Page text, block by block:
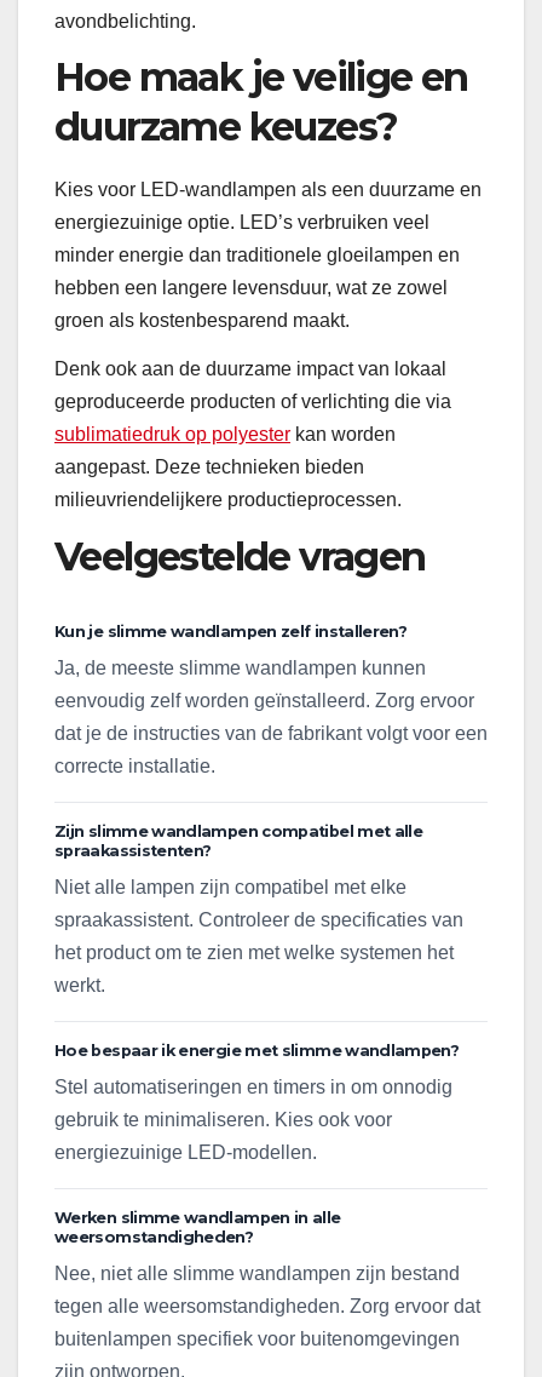
avondbelichting.
Hoe maak je veilige en
duurzame keuzes?
Kies voor LED-wandlampen als een duurzame en
energiezuinige optie. LED’s verbruiken veel
minder energie dan traditionele gloeilampen en
hebben een langere levensduur, wat ze zowel
groen als kostenbesparend maakt.
Denk ook aan de duurzame impact van lokaal
geproduceerde producten of verlichting die via
sublimatiedruk op polyester kan worden
aangepast. Deze technieken bieden
milieuvriendelijkere productieprocessen.
Veelgestelde vragen
Kun je slimme wandlampen zelf installeren?
Ja, de meeste slimme wandlampen kunnen
eenvoudig zelf worden geïnstalleerd. Zorg ervoor
dat je de instructies van de fabrikant volgt voor een
correcte installatie.
Zijn slimme wandlampen compatibel met alle
spraakassistenten?
Niet alle lampen zijn compatibel met elke
spraakassistent. Controleer de specificaties van
het product om te zien met welke systemen het
werkt.
Hoe bespaar ik energie met slimme wandlampen?
Stel automatiseringen en timers in om onnodig
gebruik te minimaliseren. Kies ook voor
energiezuinige LED-modellen.
Werken slimme wandlampen in alle
weersomstandigheden?
Nee, niet alle slimme wandlampen zijn bestand
tegen alle weersomstandigheden. Zorg ervoor dat
buitenlampen specifiek voor buitenomgevingen
zijn ontworpen.